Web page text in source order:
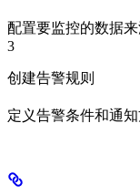
配置要监控的数据
3
创建告警规则
定义告警条件和通